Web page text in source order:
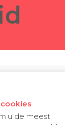
de
u de meest